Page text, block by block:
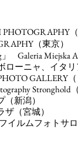
（
（東京）
」 Galeria Miejska
ローニャ、イタリ
GALLERY
Stronghold
新潟）
（宮城）
ルムフォトサロ